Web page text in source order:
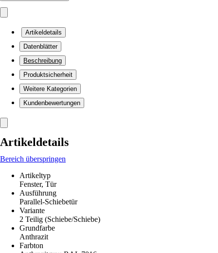
Artikeldetails
Datenblätter
Beschreibung
Produktsicherheit
Weitere Kategorien
Kundenbewertungen
Artikeldetails
Bereich überspringen
Artikeltyp
Fenster, Tür
Ausführung
Parallel-Schiebetür
Variante
2 Teilig (Schiebe/Schiebe)
Grundfarbe
Anthrazit
Farbton